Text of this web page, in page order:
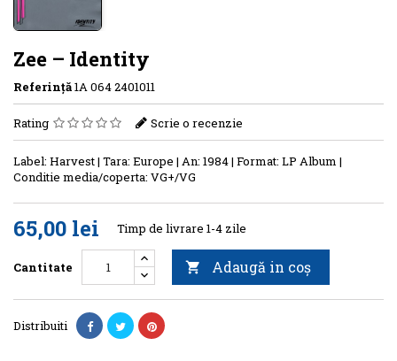
Zee – Identity
Referinţă1A 064 2401011
Rating Scrie o recenzie
Label: Harvest | Tara: Europe | An: 1984 | Format: LP Album |
Conditie media/coperta: VG+/VG
65,00 lei Timp de livrare 1-4 zile
Cantitate  Adaugă in coş
Distribuiti